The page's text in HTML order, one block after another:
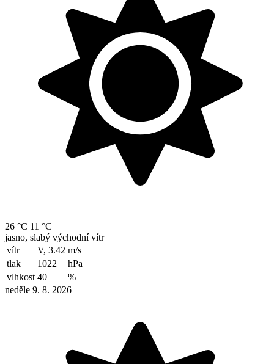
26 °C 11 °C
jasno, slabý východní vítr
vítr
V, 3.42 m/s
tlak
1022
hPa
vlhkost 40
%
neděle 9. 8. 2026